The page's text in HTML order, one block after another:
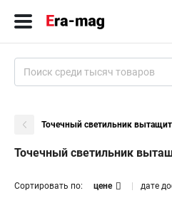
Точечный светильник
Точечный светильник
Сортировать по: цене дате